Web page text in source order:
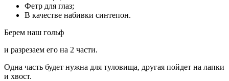
Фетр для глаз;
В качестве набивки синтепон.
Берем наш гольф
и разрезаем его на 2 части.
Одна часть будет нужна для туловища, другая пойдет на лапки
и хвост.